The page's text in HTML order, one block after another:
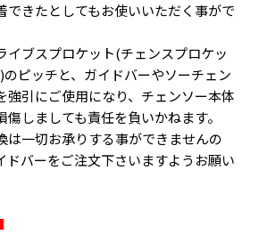
できたとしてもお使いいただく事がで
イブスプロケット(チェンスプロケッ
ピッチと、ガイドバーやソーチェン
強引にご使用になり、チェンソー本体
しましても責任を負いかねます。
は一切お承りする事ができませんの
ドバーをご注文下さいますようお願い